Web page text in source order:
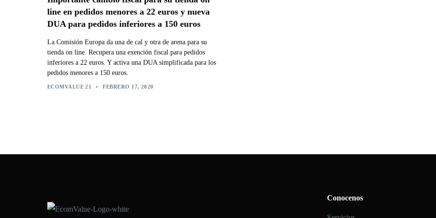
line en pedidos menores a 22 euros y nueva
DUA para pedidos inferiores a 150 euros
La Comisión Europa da una de cal y otra de arena para su
tienda on line. Recupera una exención fiscal para pedidos
inferiores a 22 euros. Y activa una DUA simplificada para los
pedidos menores a 150 euros.
ECOMVALUE 21 • FEBRERO 17, 2020
Conocenos